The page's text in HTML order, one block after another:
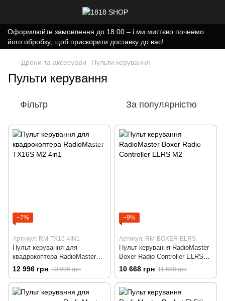
Оформлюйте замовлення до 18:00 – і ми миттєво почнемо
його обробку, щоб прискорити доставку до вас!
Дрони та аксесуари Пульти керування
Пульти керування
Фільтр За популярністю
−7%
Артикул: RM-TX16-4IN1
Пульт керування для
квадрокоптера RadioMaster
TX16S М2 4in1
12 996 грн 13 996 грн
−9%
Артикул: RM-BOXER-ELRS
Пульт керування RadioMaster
Boxer Radio Controller ELRS
M2
10 668 грн 11 668 грн